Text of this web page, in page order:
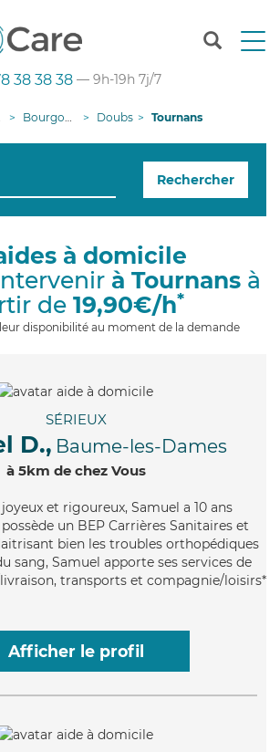
T
n
g
i
38 38 38 — 9h-19h 7j/7
Bourgogne-Franche-Comté Doubs Tournans
Rechercher
à domicile
à Tournansà
de 19,90€/h*
leur disponibilité au moment de la demande
SÉRIEUX
D., Baume-les-Dames
à 5km de chez Vous
joyeux et rigoureux, Samuel a 10 ans
un BEP Carrières Sanitaires et
bien les troubles orthopédiques
sang, Samuel apporte ses services de
transports et compagnie/loisirs*
Afficher le profil